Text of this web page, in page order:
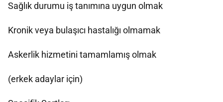
Sağlık durumu iş tanımına uygun olmak
Kronik veya bulaşıcı hastalığı olmamak
Askerlik hizmetini tamamlamış olmak
(erkek adaylar için)